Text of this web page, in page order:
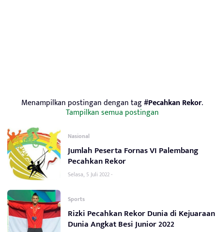
Menampilkan postingan dengan tag#Pecahkan Rekor.
Tampilkan semua postingan
Nasional
Jumlah Peserta Fornas VI Palembang
Pecahkan Rekor
Selasa, 5 Juli 2022 -
Sports
Rizki Pecahkan Rekor Dunia di Kejuaraan
Dunia Angkat Besi Junior 2022